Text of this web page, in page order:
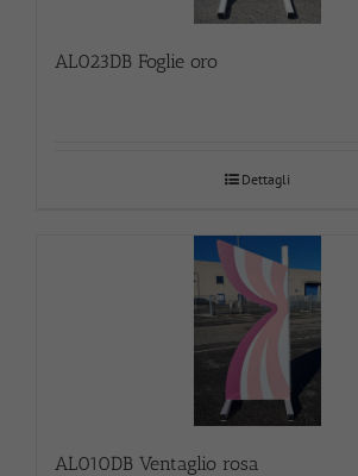
AL023DB Foglie oro
Dettagli
AL010DB Ventaglio rosa